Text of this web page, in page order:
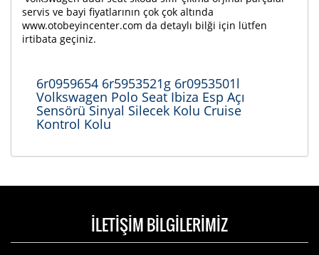
servis ve bayi fiyatlarının çok çok altında
www.otobeyincenter.com da detaylı bilği için lütfen
irtibata geçiniz.
6r0959654 6r5953521g 6r0953501l
Volkswagen Polo Seat Ibiza Esp Açı
Sensörü Sinyal Silecek Kolu Cruise
Kontrol Kolu
İLETİŞİM BİLGİLERİMİZ